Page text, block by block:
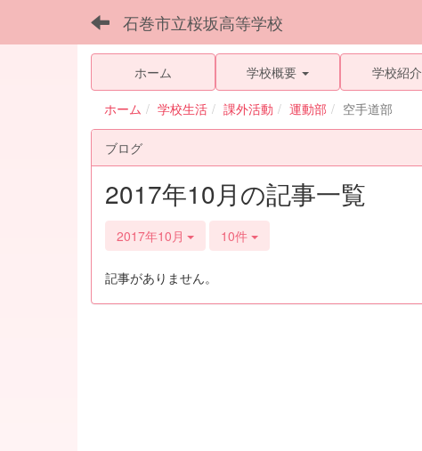
石巻市立桜坂高等学校
ホーム 学校概要 学校紹介
ホーム 学校生活 課外活動 運動部 空手道部
ブログ
2017年10月の記事一覧
2017年10月 10件
記事がありません。